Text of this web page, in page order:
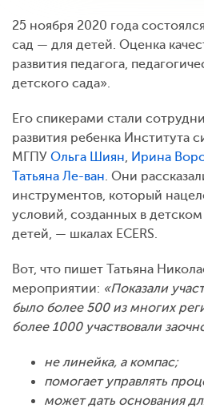
25 ноября 2020 года
сад — для детей. Оценка
развития педагога,
детского сада».
Его спикерами стали
развития ребенка Института
МГПУ Ольга Шиян, Ирина
Татьяна Ле-ван. Они
инструментов, который
условий, созданных в детском
детей, — шкалах ECERS.
Вот, что пишет Татьяна
мероприятии: «Показали
было более 500 из многих
более 1000 участвовали
не линейка, а компас;
помогает управлять
может дать основания